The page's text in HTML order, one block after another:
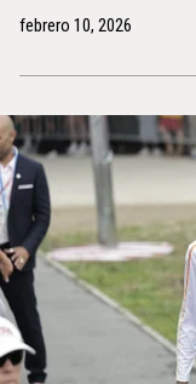
febrero 10, 2026